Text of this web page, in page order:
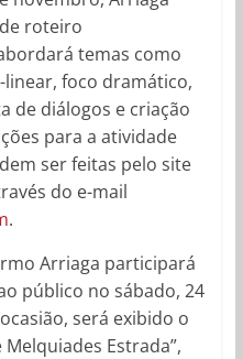
roteiro
temas como
foco dramático,
de diálogos e criação
para a atividade
ser feitas pelo site
do e-mail
.
Arriaga participará
público no sábado, 24
será exibido o
Estrada”,